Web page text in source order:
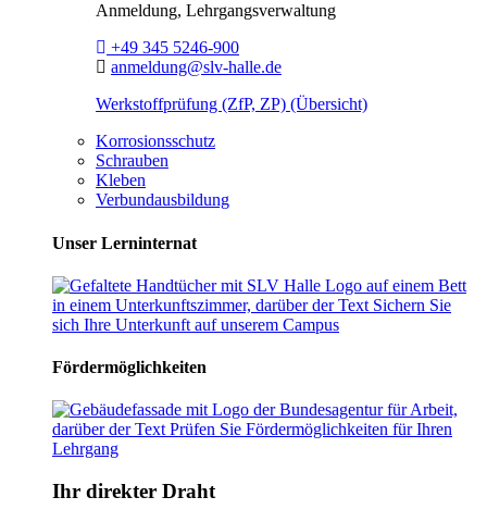
Anmeldung, Lehrgangsverwaltung
Telefon:
+49 345 5246-900
E-Mail:
anmeldung@slv-halle.de
Werkstoffprüfung (ZfP, ZP) (Übersicht)
Korrosionsschutz
Schrauben
Kleben
Verbundausbildung
Unser Lerninternat
Fördermöglichkeiten
Ihr direkter Draht